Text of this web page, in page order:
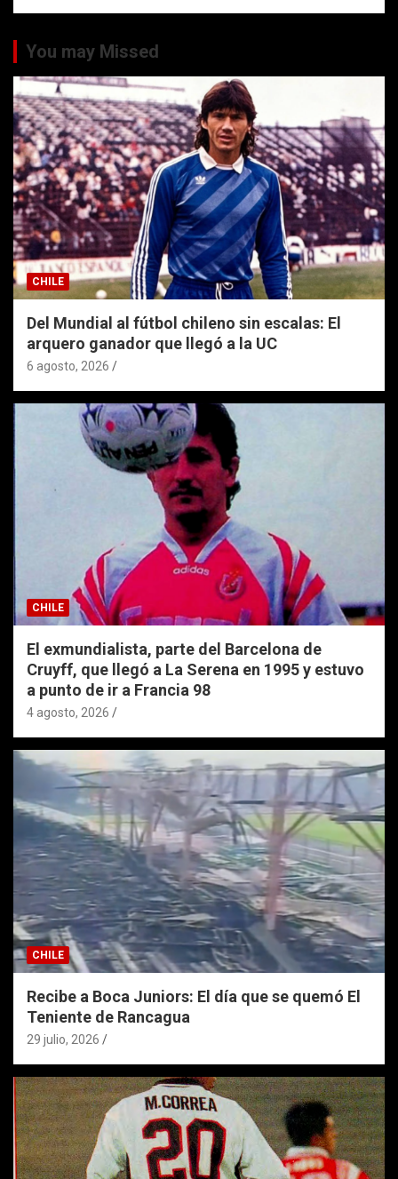
You may Missed
CHILE
Del Mundial al fútbol chileno sin escalas: El
arquero ganador que llegó a la UC
6 agosto, 2026
CHILE
El exmundialista, parte del Barcelona de
Cruyff, que llegó a La Serena en 1995 y estuvo
a punto de ir a Francia 98
4 agosto, 2026
CHILE
Recibe a Boca Juniors: El día que se quemó El
Teniente de Rancagua
29 julio, 2026